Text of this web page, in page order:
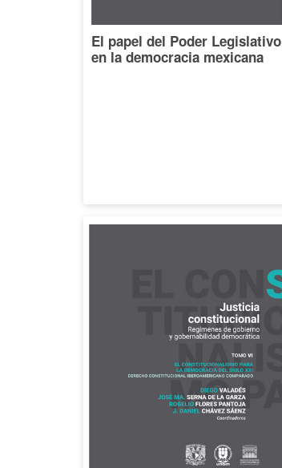
El papel del Poder Legislativo
en la democracia mexicana